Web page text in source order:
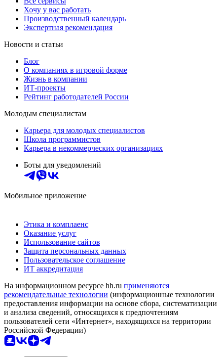
Хочу у вас работать
Производственный календарь
Экспертная рекомендация
Новости и статьи
Блог
О компаниях в игровой форме
Жизнь в компании
ИТ-проекты
Рейтинг работодателей России
Молодым специалистам
Карьера для молодых специалистов
Школа программистов
Карьера в некоммерческих организациях
Боты для уведомлений
Мобильное приложение
Этика и комплаенс
Оказание услуг
Использование сайтов
Защита персональных данных
Пользовательское соглашение
ИТ аккредитация
На информационном ресурсе hh.ru применяются
рекомендательные технологии (информационные технологии
предоставления информации на основе сбора, систематизации
и анализа сведений, относящихся к предпочтениям
пользователей сети «Интернет», находящихся на территории
Российской Федерации)